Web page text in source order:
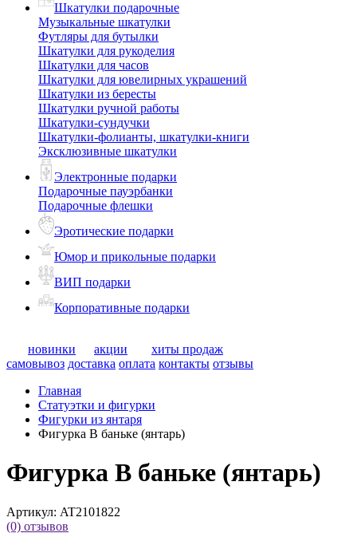
Шкатулки подарочные
Музыкальные шкатулки
Футляры для бутылки
Шкатулки для рукоделия
Шкатулки для часов
Шкатулки для ювелирных украшений
Шкатулки из бересты
Шкатулки ручной работы
Шкатулки-сундучки
Шкатулки-фолианты, шкатулки-книги
Эксклюзивные шкатулки
Электронные подарки
Подарочные пауэрбанки
Подарочные флешки
Эротические подарки
Юмор и прикольные подарки
ВИП подарки
Корпоративные подарки
новинки акции
хиты продаж
самовывоз доставка оплата контакты отзывы
Главная
Статуэтки и фигурки
Фигурки из янтаря
Фигурка В баньке (янтарь)
Фигурка В баньке (янтарь)
Артикул: AT2101822
(0) отзывов